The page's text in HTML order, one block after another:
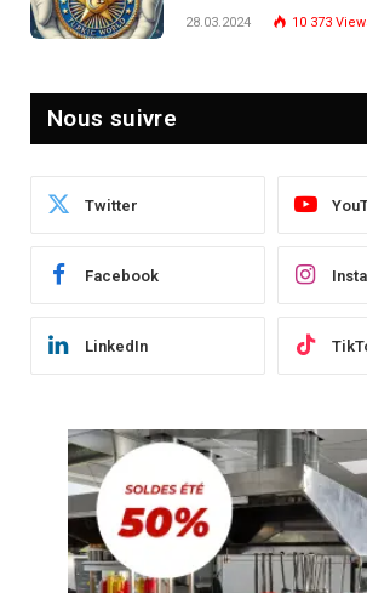
Post-Crise
28.03.2024 10 373
Nous suivre
Twitter
Facebook
LinkedIn